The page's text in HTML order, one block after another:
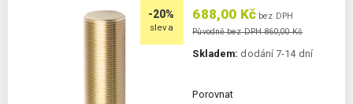
-20%
sleva
688,00 Kč bez DPH
Původně bez DPH 860,00 Kč
Skladem: dodání 7-14 dní
Porovnat